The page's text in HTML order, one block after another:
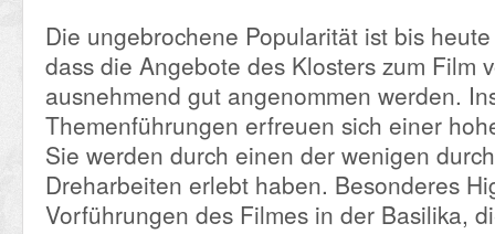
Die ungebrochene Popularität ist bis
dass die Angebote des Klosters zum Film
ausnehmend gut angenommen werden.
Themenführungen erfreuen sich einer
Sie werden durch einen der wenigen
Dreharbeiten erlebt haben. Besonderes
Vorführungen des Filmes in der Basilika,